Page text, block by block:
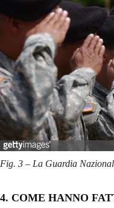
Fig. 3 – La Guardia
4. COME HANNO